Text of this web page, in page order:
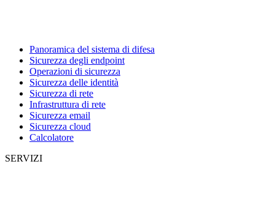
Panoramica del sistema di difesa
Sicurezza degli endpoint
Operazioni di sicurezza
Sicurezza delle identità
Sicurezza di rete
Infrastruttura di rete
Sicurezza email
Sicurezza cloud
Calcolatore
SERVIZI